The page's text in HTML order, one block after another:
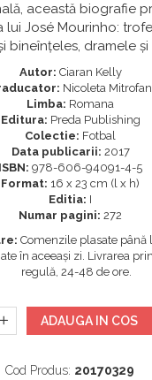
această biografie
lui José Mourinho:
bineînțeles, dramele și
Autor: Ciaran Kelly
Nicoleta Mitrofan
Limba: Romana
Editura: Preda Publishing
Colectie: Fotbal
Data publicarii: 2017
ISBN: 978-606-94091-4-5
Format: 16 x 23 cm (l x h)
Editia: I
Numar pagini: 272
Comenzile plasate până
în aceeași zi. Livrarea
regulă, 24-48 de ore.
ADAUGA IN COS
Cod Produs: 20170329